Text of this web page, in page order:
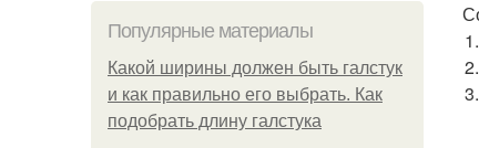
Популярные материалы
Какой ширины должен быть галстук
и как правильно его выбрать. Как
подобрать длину галстука